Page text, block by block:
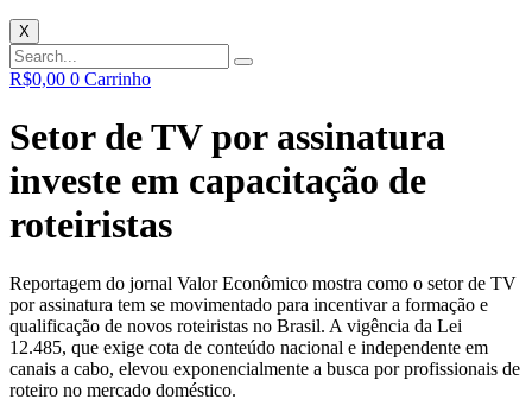
X
R$0,00 0 Carrinho
Setor de TV por assinatura
investe em capacitação de
roteiristas
Reportagem do jornal Valor Econômico mostra como o setor de TV
por assinatura tem se movimentado para incentivar a formação e
qualificação de novos roteiristas no Brasil. A vigência da Lei
12.485, que exige cota de conteúdo nacional e independente em
canais a cabo, elevou exponencialmente a busca por profissionais de
roteiro no mercado doméstico.